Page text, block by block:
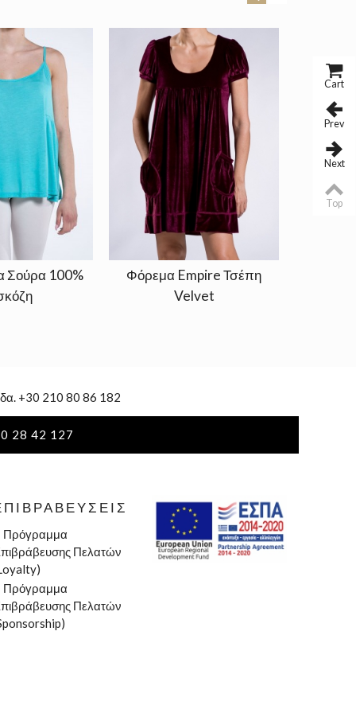
Σούρα 100%
Φόρεμα Empire Τσέπη
Velvet
+30 210 80 86 182
28 42 127
Πρόγραμμα
Πελατών
Πρόγραμμα
Πελατών
Cart
Prev
Next
Top